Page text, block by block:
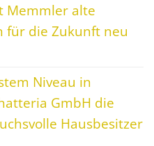
Memmler alte
für die Zukunft neu
Niveau in
GmbH die
Hausbesitzer